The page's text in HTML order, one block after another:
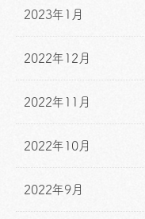
2023年1月
2022年12月
2022年11月
2022年10月
2022年9月